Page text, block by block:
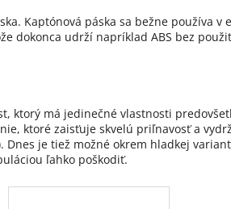
Kaptónová páska sa bežne používa
dokonca udrží napríklad ABS bez
ktorý má jedinečné vlastnosti
ktoré zaisťuje skvelú priľnavosť a
je tiež možné okrem hladkej
ľahko poškodiť.